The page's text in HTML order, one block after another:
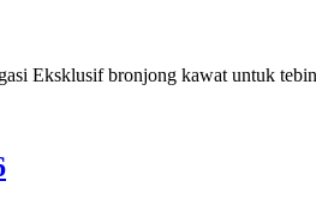
Eksklusif bronjong kawat untuk